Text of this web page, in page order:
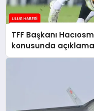
TFF Başkanı
konusunda